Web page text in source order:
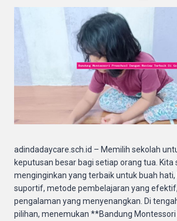
adindadaycare.sch.id – Memilih sekolah
keputusan besar bagi setiap orang tua. Kita
menginginkan yang terbaik untuk buah
suportif, metode pembelajaran yang
pengalaman yang menyenangkan. Di
pilihan, menemukan **Bandung Montessori